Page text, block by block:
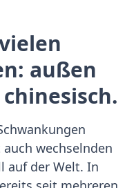
außen
wechselnden
auf der Welt. In